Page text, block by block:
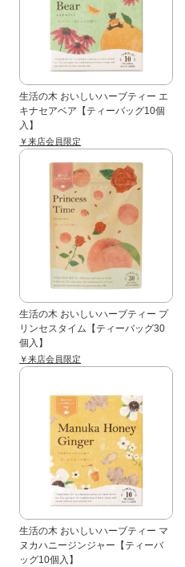
生活の木 おいしいハーブティー エ
キナセアベア【ティーバッグ10個
入】
￥来店会員限定
生活の木 おいしいハーブティー プ
リンセスタイム【ティーバッグ30
個入】
￥来店会員限定
生活の木 おいしいハーブティー マ
ヌカハニージンジャー【ティーバ
ッグ10個入】